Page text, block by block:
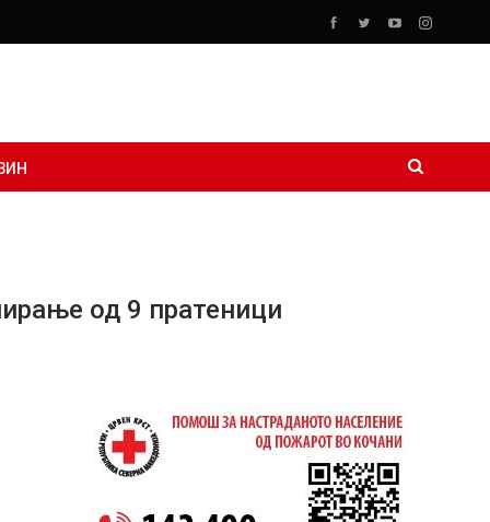
од 9 пратеници